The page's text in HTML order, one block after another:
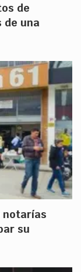
de
de una
notarías
su